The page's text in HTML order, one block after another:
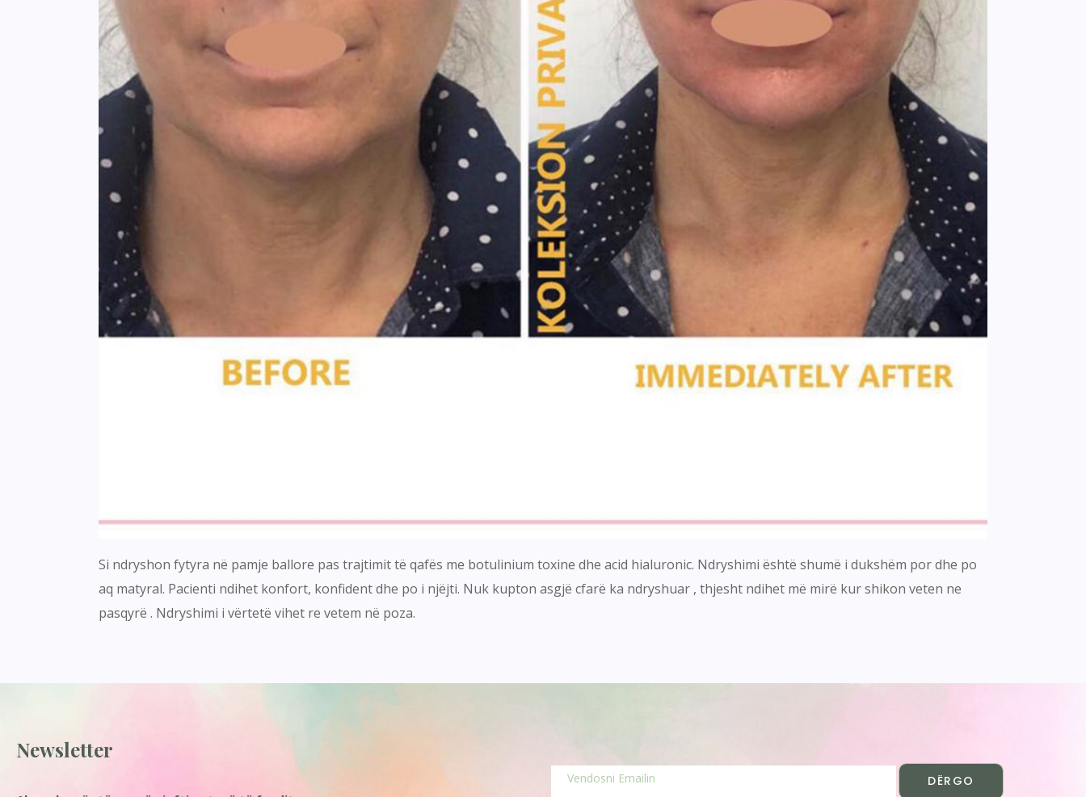
Si ndryshon fytyra në pamje ballore pas trajtimit të qafës me botulinium toxine dhe acid hialuronic. Ndryshimi është shumë i dukshëm por dhe po
aq matyral. Pacienti ndihet konfort, konfident dhe po i njëjti. Nuk kupton asgjë cfarë ka ndryshuar , thjesht ndihet më mirë kur shikon veten ne
pasqyrë . Ndryshimi i vërtetë vihet re vetem në poza.
Newsletter
DËRGO